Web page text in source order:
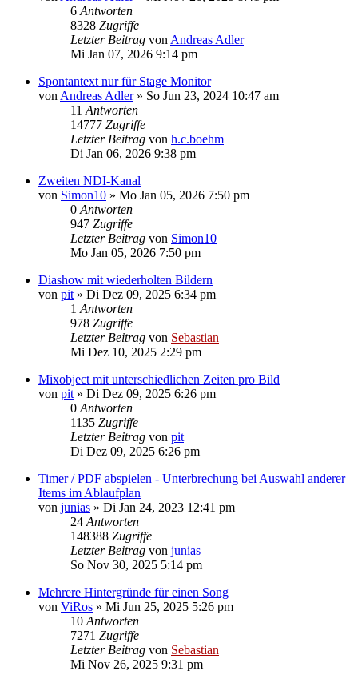
6 Antworten
8328 Zugriffe
Letzter Beitrag von Andreas Adler
Mi Jan 07, 2026 9:14 pm
Spontantext nur für Stage Monitor
von Andreas Adler» So Jun 23, 2024 10:47 am
11 Antworten
14777 Zugriffe
Letzter Beitrag von h.c.boehm
Di Jan 06, 2026 9:38 pm
Zweiten NDI-Kanal
von Simon10 » Mo Jan 05, 2026 7:50 pm
0 Antworten
947 Zugriffe
Letzter Beitrag von Simon10
Mo Jan 05, 2026 7:50 pm
Diashow mit wiederholten Bildern
von pit » Di Dez 09, 2025 6:34 pm
1 Antworten
978 Zugriffe
Letzter Beitrag von Sebastian
Mi Dez 10, 2025 2:29 pm
Mixobject mit unterschiedlichen Zeiten pro Bild
von pit » Di Dez 09, 2025 6:26 pm
0 Antworten
1135 Zugriffe
Letzter Beitrag von pit
Di Dez 09, 2025 6:26 pm
Timer / PDF abspielen - Unterbrechung bei Auswahl anderer
Items im Ablaufplan
von junias » Di Jan 24, 2023 12:41 pm
24 Antworten
148388 Zugriffe
Letzter Beitrag von junias
So Nov 30, 2025 5:14 pm
Mehrere Hintergründe für einen Song
von ViRos » Mi Jun 25, 2025 5:26 pm
10 Antworten
7271 Zugriffe
Letzter Beitrag von Sebastian
Mi Nov 26, 2025 9:31 pm